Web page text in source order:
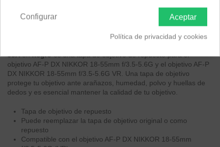
55Aennegroes una tapa de objetivo de repuesto para el
objetivo AF-P DX NIKKOR 18-55mm f/3.5-5.6G y el objetivo AF-P
DX NIKKOR 18-55mm f/3.5-5.6G VR. Una tapa de objetivo
protege tu objetivo ante arañazos, humedad, polvo y huellas de
dedos y es esencial mantener la calidad de tu objetivo.
Tapa de objetivo de repuesto
Puede reemplazar la tapa de objetivo original o como
repuesto
Compatible con el objetivo AF-P DX NIKKOR 18-55mm
Aceptar
Configurar
Política de privacidad y cookies